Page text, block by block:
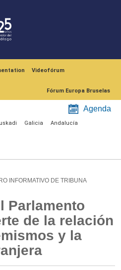
Videofórum
Fórum Europa Bruselas
Agenda
Galicia Andalucía
INFORMATIVO DE TRIBUNA
Parlamento
de la relación
y la